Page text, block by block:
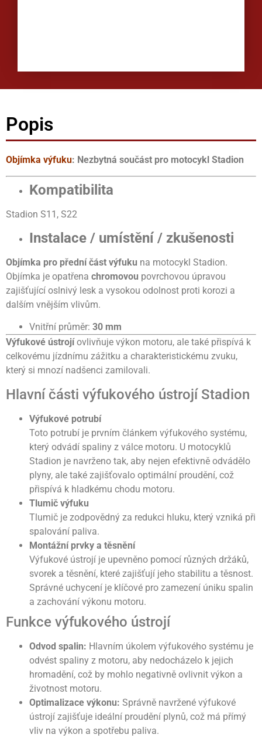
Popis
Objímka výfuku: Nezbytná součást pro motocykl Stadion
Kompatibilita
Stadion S11, S22
Instalace / umístění / zkušenosti
Objímka pro přední část výfuku na motocykl Stadion.
Objímka je opatřena chromovou povrchovou úpravou
zajišťující oslnivý lesk a vysokou odolnost proti korozi a
dalším vnějším vlivům.
Vnitřní průměr: 30 mm
Výfukové ústrojíovlivňuje výkon motoru, ale také přispívá k
celkovému jízdnímu zážitku a charakteristickému zvuku,
který si mnozí nadšenci zamilovali.
Hlavní části výfukového ústrojí Stadion
Výfukové potrubí
Toto potrubí je prvním článkem výfukového systému,
který odvádí spaliny z válce motoru. U motocyklů
Stadion je navrženo tak, aby nejen efektivně odvádělo
plyny, ale také zajišťovalo optimální proudění, což
přispívá k hladkému chodu motoru.
Tlumič výfuku
Tlumič je zodpovědný za redukci hluku, který vzniká při
spalování paliva.
Montážní prvky a těsnění
Výfukové ústrojí je upevněno pomocí různých držáků,
svorek a těsnění, které zajišťují jeho stabilitu a těsnost.
Správné uchycení je klíčové pro zamezení úniku spalin
a zachování výkonu motoru.
Funkce výfukového ústrojí
Odvod spalin: Hlavním úkolem výfukového systému je
odvést spaliny z motoru, aby nedocházelo k jejich
hromadění, což by mohlo negativně ovlivnit výkon a
životnost motoru.
Optimalizace výkonu: Správně navržené výfukové
ústrojí zajišťuje ideální proudění plynů, což má přímý
vliv na výkon a spotřebu paliva.